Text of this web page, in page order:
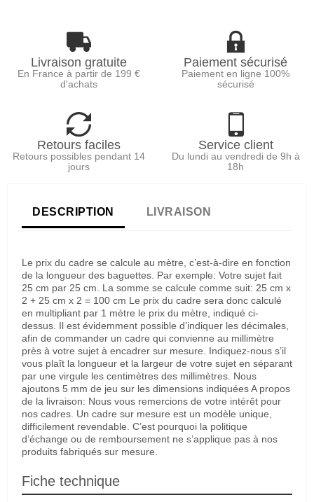
Livraison gratuite
En France à partir de 199 €
d'achats
Paiement sécurisé
Paiement en ligne 100%
sécurisé
Retours faciles
Retours possibles pendant 14
jours
Service client
Du lundi au vendredi de 9h à
18h
DESCRIPTION LIVRAISON
Le prix du cadre se calcule au mètre, c’est-à-dire en fonction
de la longueur des baguettes. Par exemple: Votre sujet fait
25 cm par 25 cm. La somme se calcule comme suit: 25 cm x
2 + 25 cm x 2 = 100 cm Le prix du cadre sera donc calculé
en multipliant par 1 mètre le prix du mètre, indiqué ci-
dessus. Il est évidemment possible d’indiquer les décimales,
afin de commander un cadre qui convienne au millimètre
près à votre sujet à encadrer sur mesure. Indiquez-nous s’il
vous plaît la longueur et la largeur de votre sujet en séparant
par une virgule les centimètres des millimètres. Nous
ajoutons 5 mm de jeu sur les dimensions indiquées A propos
de la livraison: Nous vous remercions de votre intérêt pour
nos cadres. Un cadre sur mesure est un modèle unique,
difficilement revendable. C’est pourquoi la politique
d’échange ou de remboursement ne s’applique pas à nos
produits fabriqués sur mesure.
Fiche technique